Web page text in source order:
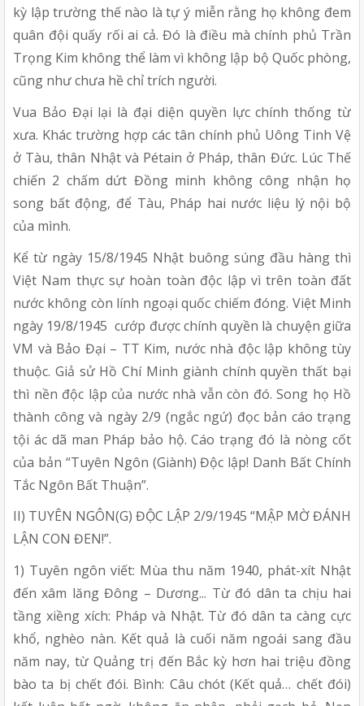
kỳ lập trường thế nào là tự ý miễn rằng họ không đem
quân đội quấy rối ai cả. Đó là điều mà chính phủ Trần
Trọng Kim không thể làm vì không lập bộ Quốc phòng,
cũng như chưa hề chỉ trích người.
Vua Bảo Đại lại là đại diện quyền lực chính thống từ
xưa. Khác trường hợp các tân chính phủ Uông Tinh Vệ
ở Tàu, thân Nhật và Pétain ở Pháp, thân Đức. Lúc Thế
chiến 2 chấm dứt Đồng minh không công nhận họ
song bất động, để Tàu, Pháp hai nước liệu lý nội bộ
của mình.
Kể từ ngày 15/8/1945 Nhật buông súng đầu hàng thì
Việt Nam thực sự hoàn toàn độc lập vì trên toàn đất
nước không còn lính ngoại quốc chiếm đóng. Việt Minh
ngày 19/8/1945 cướp được chính quyền là chuyện giữa
VM và Bảo Đại – TT Kim, nước nhà độc lập không tùy
thuộc. Giả sử Hồ Chí Minh giành chính quyền thất bại
thì nền độc lập của nước nhà vẫn còn đó. Song họ Hồ
thành công và ngày 2/9 (ngắc ngứ) đọc bản cáo trạng
tội ác dã man Pháp bảo hộ. Cáo trạng đó là nòng cốt
của bản “Tuyên Ngôn (Giành) Độc lập! Danh Bất Chính
Tắc Ngôn Bất Thuận”.
II) TUYÊN NGÔN(G) ĐỘC LẬP 2/9/1945 “MẬP MỜ ĐÁNH
LẬN CON ĐEN!”.
1) Tuyên ngôn viết: Mùa thu năm 1940, phát-xít Nhật
đến xâm lăng Đông – Dương... Từ đó dân ta chịu hai
tầng xiềng xích: Pháp và Nhật. Từ đó dân ta càng cực
khổ, nghèo nàn. Kết quả là cuối năm ngoái sang đầu
năm nay, từ Quảng trị đến Bắc kỳ hơn hai triệu đồng
bào ta bị chết đói. Bình: Câu chót (Kết quả… chết đói)